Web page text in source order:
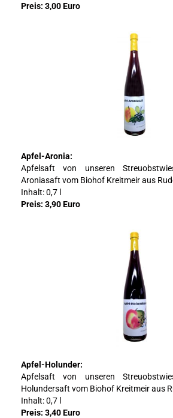
Preis: 3,00 Euro
Apfel-Aronia:
Apfelsaft von unseren
Aroniasaft vom Biohof Kreitmeir aus
Inhalt: 0,7 l
Preis: 3,90 Euro
Apfel-Holunder:
Apfelsaft von unseren
Holundersaft vom Biohof Kreitmeir aus
Inhalt: 0,7 l
Preis: 3,40 Euro